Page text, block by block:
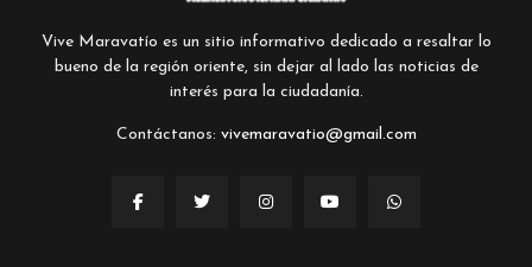
Vive Maravatío es un sitio informativo dedicado a resaltar lo
bueno de la región oriente, sin dejar al lado las noticias de
interés para la ciudadanía.
Contáctanos: vivemaravatio@gmail.com